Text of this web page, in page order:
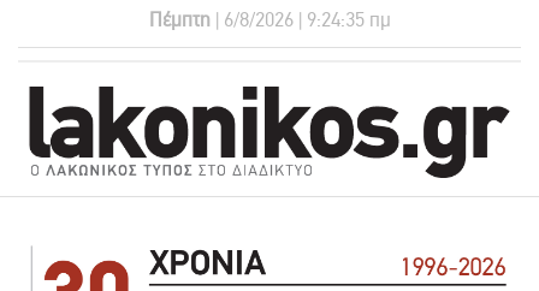
Πέμπτη | 6/8/2026 | 9:24:35 πμ